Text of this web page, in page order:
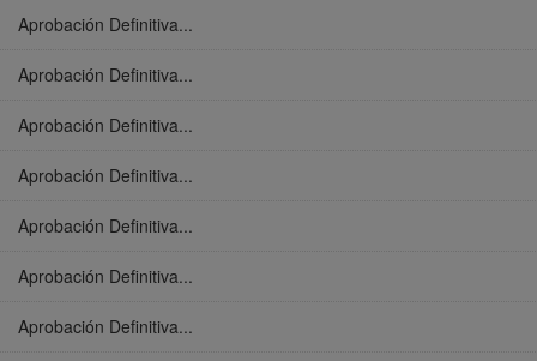
Aprobación Definitiva...
Aprobación Definitiva...
Aprobación Definitiva...
Aprobación Definitiva...
Aprobación Definitiva...
Aprobación Definitiva...
Aprobación Definitiva...